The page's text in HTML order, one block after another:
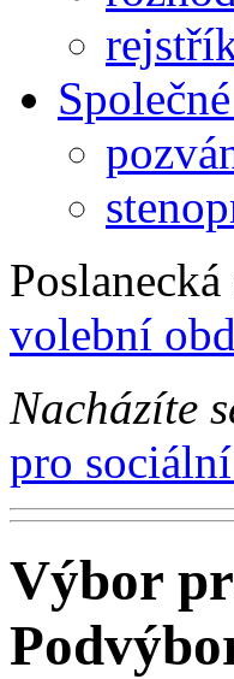
volební
Nacházíte
pro
Výbor